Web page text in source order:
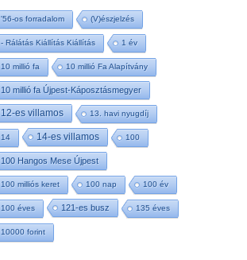
'56-os forradalom (V)észjelzés
- Rálátás Kiállítás Kiállítás 1 év
10 millió fa 10 millió Fa Alapítvány
10 millió fa Újpest-Káposztásmegyer
12-es villamos 13. havi nyugdíj
14 14-es villamos 100
100 Hangos Mese Újpest
100 milliós keret 100 nap 100 év
100 éves 121-es busz 135 éves
10000 forint